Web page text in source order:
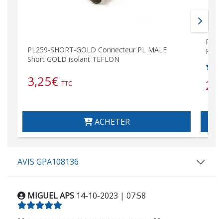
PL259-SHORT-GOLD Connecteur PL MALE
Short GOLD isolant TEFLON
3,25€ TTC
ACHETER
AVIS GPA108136
MIGUEL APS 14-10-2023 | 07:58